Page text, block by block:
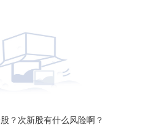
？次新股有什么风险啊？